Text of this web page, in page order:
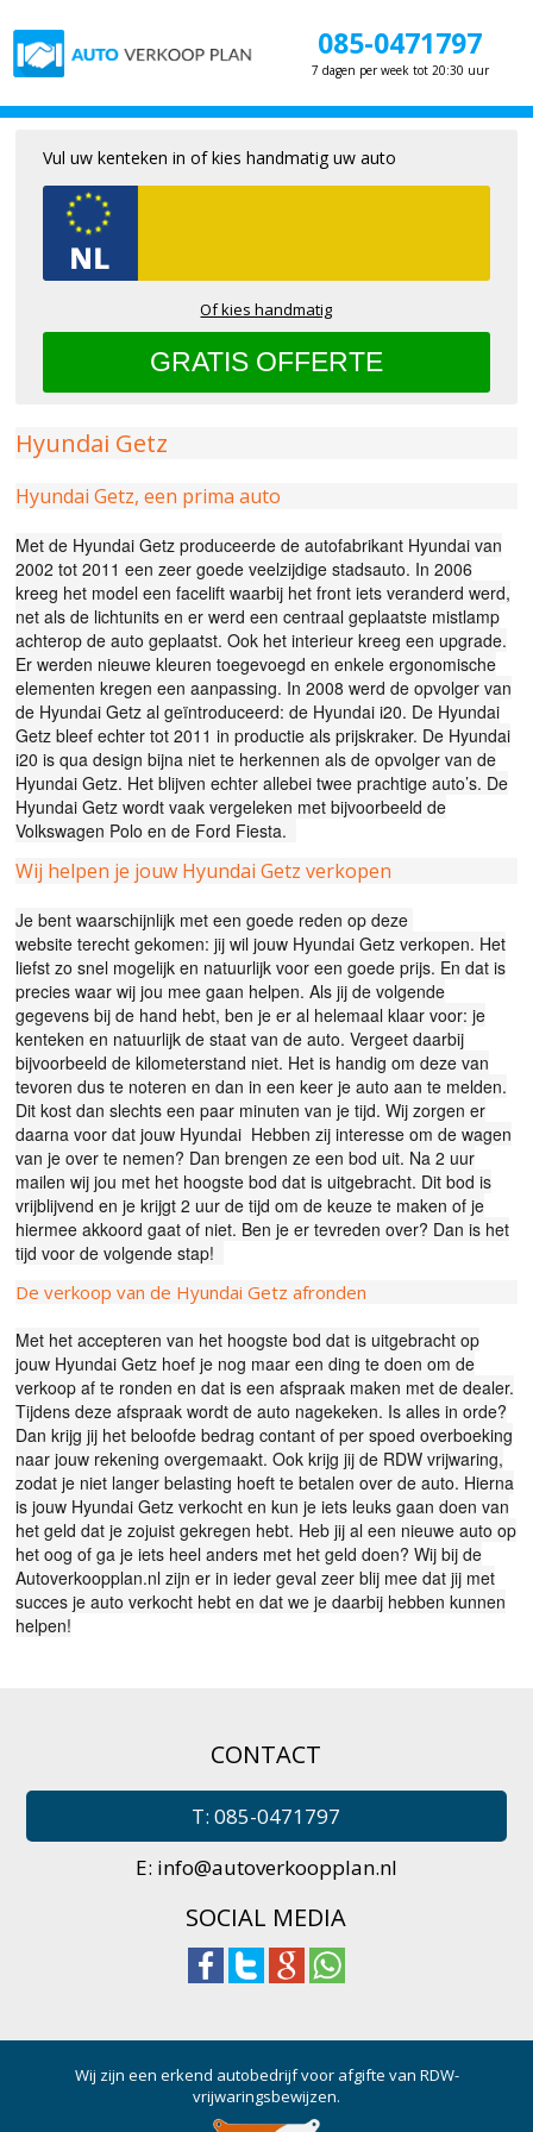
085-0471797
7 dagen per week tot 20:30 uur
Hyundai Getz
Hyundai Getz, een prima auto
Met de Hyundai Getz produceerde de autofabrikant Hyundai van
2002 tot 2011 een zeer goede veelzijdige stadsauto. In 2006
kreeg het model een facelift waarbij het front iets veranderd werd,
net als de lichtunits en er werd een centraal geplaatste mistlamp
achterop de auto geplaatst. Ook het interieur kreeg een upgrade.
Er werden nieuwe kleuren toegevoegd en enkele ergonomische
elementen kregen een aanpassing. In 2008 werd de opvolger van
de Hyundai Getz al geïntroduceerd: de Hyundai i20. De Hyundai
Getz bleef echter tot 2011 in productie als prijskraker. De Hyundai
i20 is qua design bijna niet te herkennen als de opvolger van de
Hyundai Getz. Het blijven echter allebei twee prachtige auto’s. De
Hyundai Getz wordt vaak vergeleken met bijvoorbeeld de
Volkswagen Poloen de Ford Fiesta.
Wij helpen je jouw Hyundai Getz verkopen
Je bent waarschijnlijk met een goede reden op deze
websiteterecht gekomen: jij wil jouw Hyundai Getz verkopen. Het
liefst zo snel mogelijk en natuurlijk voor een goede prijs. En dat is
precies waar wij jou mee gaan helpen. Als jij de volgende
gegevens bij de hand hebt, ben je er al helemaal klaar voor: je
kenteken en natuurlijk de staat van de auto. Vergeet daarbij
bijvoorbeeld de kilometerstand niet. Het is handig om deze van
tevoren dus te noteren en dan in een keer je auto aan te melden.
Dit kost dan slechts een paar minuten van je tijd. Wij zorgen er
daarna voor dat jouw Hyundai Hebben zij interesse om de wagen
van je over te nemen? Dan brengen ze een bod uit. Na 2 uur
mailen wij jou met het hoogste bod dat is uitgebracht. Dit bod is
vrijblijvend en je krijgt 2 uur de tijd om de keuze te maken of je
hiermee akkoord gaat of niet. Ben je er tevreden over? Dan is het
tijd voor de volgende stap!
De verkoop van de Hyundai Getz afronden
Met het accepteren van het hoogste bod dat is uitgebracht op
jouw Hyundai Getz hoef je nog maar een ding te doen om de
verkoop af te ronden en dat is een afspraak maken met de dealer.
Tijdens deze afspraak wordt de auto nagekeken. Is alles in orde?
Dan krijg jij het beloofde bedrag contant of per spoed overboeking
naar jouw rekening overgemaakt. Ook krijg jij de RDW vrijwaring,
zodat je niet langer belasting hoeft te betalen over de auto. Hierna
is jouw Hyundai Getz verkocht en kun je iets leuks gaan doen van
het geld dat je zojuist gekregen hebt. Heb jij al een nieuwe auto op
het oog of ga je iets heel anders met het geld doen? Wij bij de
Autoverkoopplan.nl zijn er in ieder geval zeer blij mee dat jij met
succes je auto verkocht hebt en dat we je daarbij hebben kunnen
helpen!
Vul uw kenteken in of kies handmatig uw auto
Of kies handmatig
CONTACT
T: 085-0471797
E: info@autoverkoopplan.nl
SOCIAL MEDIA
Wij zijn een erkend autobedrijf voor afgifte van RDW-
vrijwaringsbewijzen.